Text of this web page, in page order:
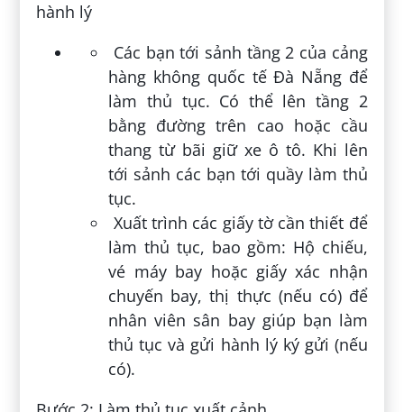
hành lý
Các bạn tới sảnh tầng 2 của cảng
hàng không quốc tế Đà Nẵng để
làm thủ tục. Có thể lên tầng 2
bằng đường trên cao hoặc cầu
thang từ bãi giữ xe ô tô. Khi lên
tới sảnh các bạn tới quầy làm thủ
tục.
Xuất trình các giấy tờ cần thiết để
làm thủ tục, bao gồm: Hộ chiếu,
vé máy bay hoặc giấy xác nhận
chuyến bay, thị thực (nếu có) để
nhân viên sân bay giúp bạn làm
thủ tục và gửi hành lý ký gửi (nếu
có).